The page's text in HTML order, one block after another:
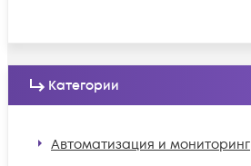
Категории
Автоматизация и мониторинг